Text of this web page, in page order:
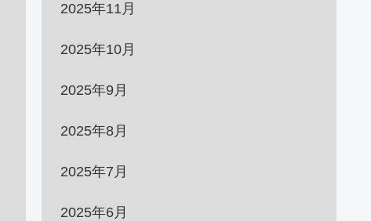
2025年11月
2025年10月
2025年9月
2025年8月
2025年7月
2025年6月